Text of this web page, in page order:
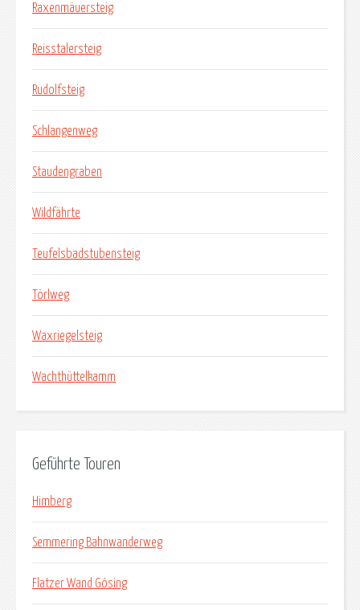
Raxenmäuersteig
Reisstalersteig
Rudolfsteig
Schlangenweg
Staudengraben
Wildfährte
Teufelsbadstubensteig
Törlweg
Waxriegelsteig
Wachthüttelkamm
Geführte Touren
Himberg
Semmering Bahnwanderweg
Flatzer Wand Gösing